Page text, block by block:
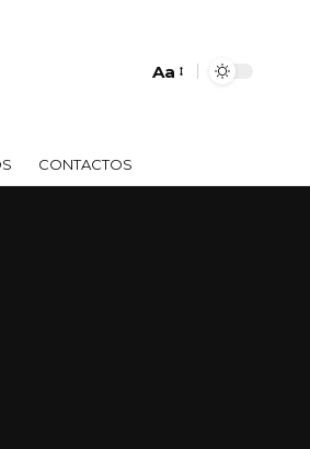
Aa
CONTACTOS